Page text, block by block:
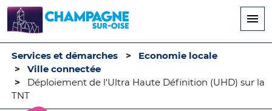
principal
Services et démarches
Economie locale
Ville connectée
Déploiement de l'Ultra Haute Définition (UHD) sur la
TNT